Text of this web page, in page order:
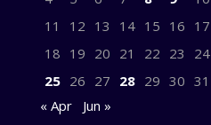
11
12 13 14 15 16 17
18 19 20 21 22 23
24
25 26 27 28 29 30 31
« Apr
Jun »